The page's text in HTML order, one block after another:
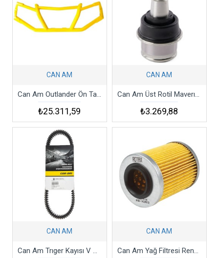
CAN AM
Can Am Outlander Ön Tampon - Front Bumper
₺25.311,59
CAN AM
Can Am Üst Rotil Maverıck X3 Max Turbo R 4x4 Ball Joınt Mafsal
₺3.269,88
CAN AM
Can Am Trıger Kayısı V Belt Maverıck X3 Turbo Rr 195hp 2018-23 Yüksek
CAN AM
Can Am Yağ Filtresi Renegade Outlander Maverıck Commander Ds Atv Utv Ssv